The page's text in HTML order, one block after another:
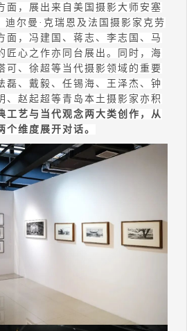
面，展出来自美国摄影大师安塞
迪尔曼 · 克瑞恩及法国摄影家克劳
面，冯建国、蒋志、李志国、马
匠心之作亦同台展出。同时，海
可、徐超等当代摄影领域的重要
磊、戴毅、任锡海、王泽杰、钟
、赵起超等青岛本土摄影家亦积
工艺与当代观念两大类创作，从
个维度展开对话。